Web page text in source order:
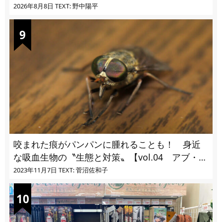
2026年8月8日 TEXT: 野中陽平
咬まれた痕がパンパンに腫れることも！ 身近
な吸血生物の〝生態と対策〟【vol.04 アブ・ブ
ユ・ヌカカ】
2023年11月7日 TEXT: 菅沼佐和子